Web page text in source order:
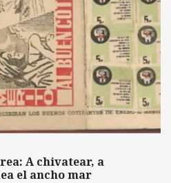
A chivatear, a
el ancho mar